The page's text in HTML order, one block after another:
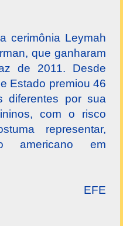
cerimônia Leymah
que ganharam
de 2011. Desde
Estado premiou 46
diferentes por sua
com o risco
representar,
americano em
EFE